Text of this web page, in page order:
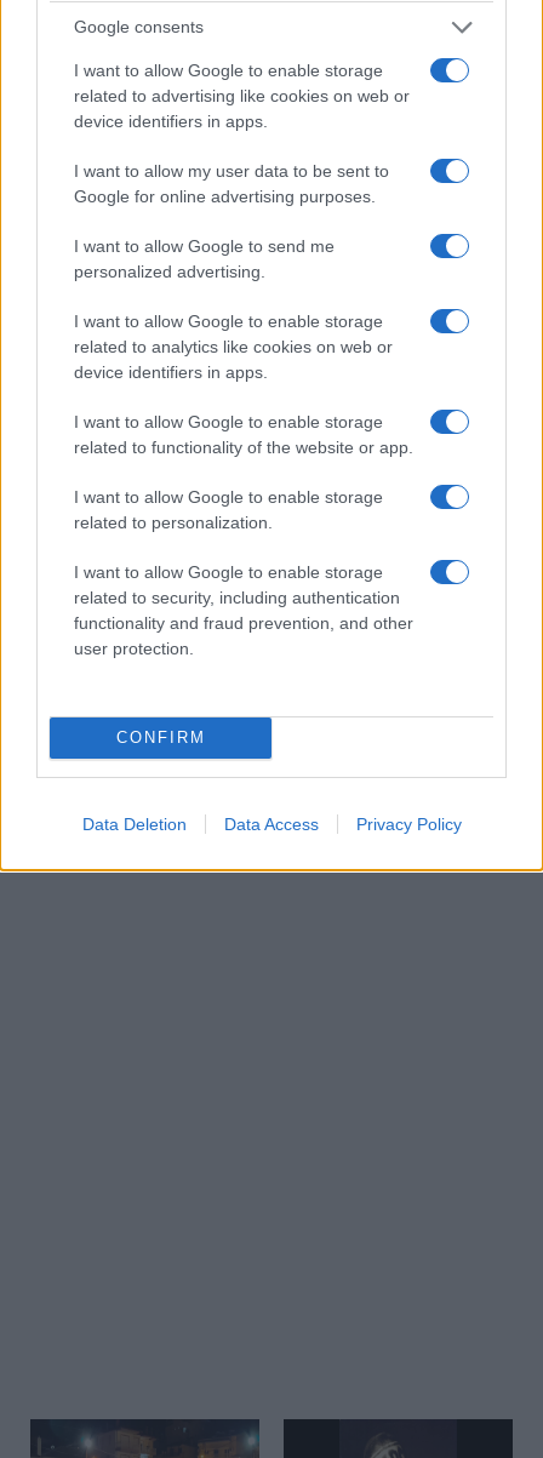
Google consents
I want to allow Google to enable storage
related to advertising like cookies on web or
device identifiers in apps.
I want to allow my user data to be sent to
Google for online advertising purposes.
I want to allow Google to send me
personalized advertising.
I want to allow Google to enable storage
related to analytics like cookies on web or
device identifiers in apps.
I want to allow Google to enable storage
related to functionality of the website or app.
I want to allow Google to enable storage
related to personalization.
I want to allow Google to enable storage
related to security, including authentication
functionality and fraud prevention, and other
user protection.
CONFIRM
Data Deletion Data Access Privacy Policy